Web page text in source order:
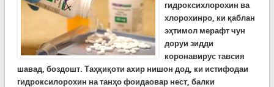
гидроксихлорохин ва
хлорохинро, ки қаблан
эҳтимол мерафт чун
доруи зидди
коронавирус тавсия
шавад, боздошт. Таҳқиқоти ахир нишон дод, ки истифодаи
гидроксилорохин на танҳо фоидаовар нест, балки